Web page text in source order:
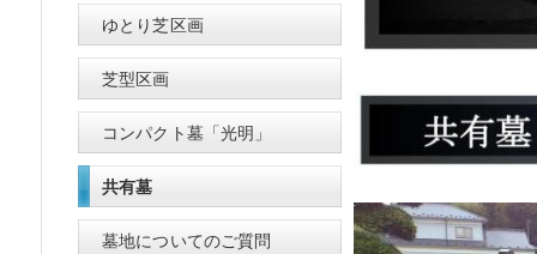
ゆとり芝区画
芝型区画
コンパクト墓「光明」
共有墓
墓地についてのご質問